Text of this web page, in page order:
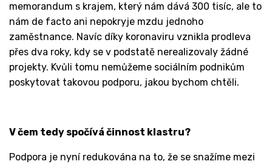
memorandum s krajem, který nám dává 300 tisíc, ale to
nám de facto ani nepokryje mzdu jednoho
zaměstnance. Navíc díky koronaviru vznikla prodleva
přes dva roky, kdy se v podstatě nerealizovaly žádné
projekty. Kvůli tomu nemůžeme sociálním podnikům
poskytovat takovou podporu, jakou bychom chtěli.
V čem tedy spočívá činnost klastru?
Podpora je nyní redukována na to, že se snažíme mezi